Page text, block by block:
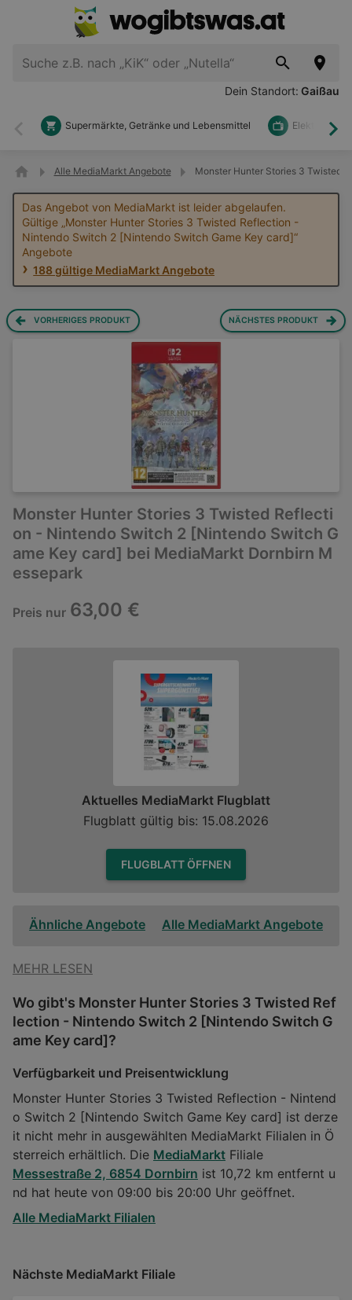
Dein Standort: Gaißau
Zurück
Supermärkte, Getränke und Lebensmittel Elektronik
Alle MediaMarkt Angebote Monster Hunter Stories 3 Twisted
Das Angebot von MediaMarkt ist leider abgelaufen.
Gültige „Monster Hunter Stories 3 Twisted Reflection -
Nintendo Switch 2 [Nintendo Switch Game Key card]“
Angebote
188 gültige MediaMarkt Angebote
VORHERIGES PRODUKT NÄCHSTES PRODUKT
Monster Hunter Stories 3 Twisted Reflecti
on - Nintendo Switch 2 [Nintendo Switch G
ame Key card] bei MediaMarkt Dornbirn M
essepark
Preis nur 63,00 €
Aktuelles MediaMarkt Flugblatt
Flugblatt gültig bis: 15.08.2026
FLUGBLATT ÖFFNEN
Ähnliche Angebote Alle MediaMarkt Angebote
MEHR LESEN
Wo gibt's Monster Hunter Stories 3 Twisted Ref
lection - Nintendo Switch 2 [Nintendo Switch G
ame Key card]?
Verfügbarkeit und Preisentwicklung
Monster Hunter Stories 3 Twisted Reflection - Nintend
o Switch 2 [Nintendo Switch Game Key card] ist derze
it nicht mehr in ausgewählten MediaMarkt Filialen in Ö
sterreich erhältlich. Die MediaMarkt Filiale
Messestraße 2, 6854 Dornbirn ist 10,72 km entfernt u
nd hat heute von 09:00 bis 20:00 Uhr geöffnet.
Alle MediaMarkt Filialen
Nächste MediaMarkt Filiale